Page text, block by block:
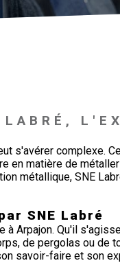
s'avérer complexe.
en matière de
métallique, SNE
SNE Labré
Arpajon. Qu'il
de pergolas ou de
savoir-faire et son